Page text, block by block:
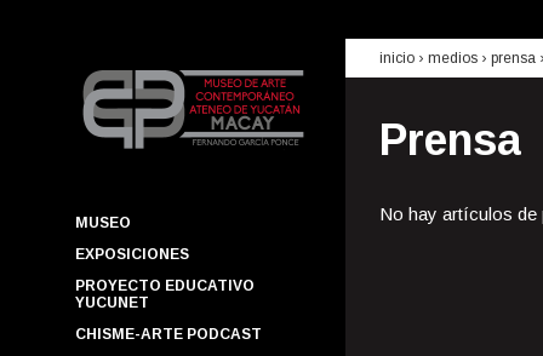
MUSEO
EXPOSICIONES
PROYECTO EDUCATIVO
YUCUNET
CHISME-ARTE PODCAST
inicio › medios › prensa
Prensa
No hay artículos de